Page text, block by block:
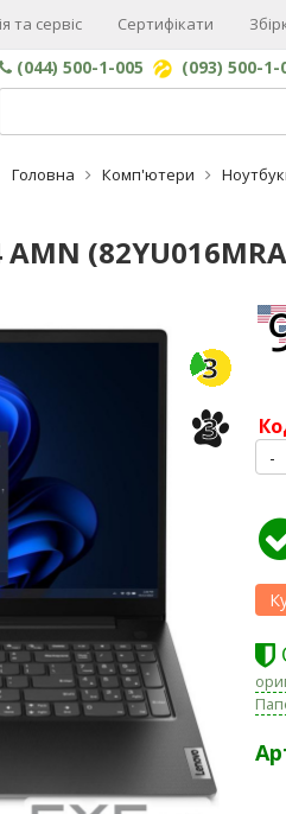
та сервіс Сертифікати
(044) 500-1-005 (093) 500-1-
Головна Комп'ютери
3
3
-